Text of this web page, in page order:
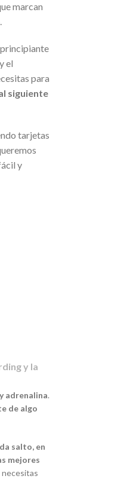
marcan
el
para
siguiente
tarjetas
y
y la
adrenalina.
de algo
salto, en
mejores
necesitas